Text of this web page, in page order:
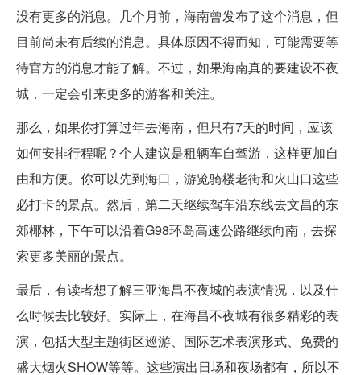
没有更多的消息。几个月前，海南曾发布了这个消息，但
目前尚未有后续的消息。具体原因不得而知，可能需要等
待官方的消息才能了解。不过，如果海南真的要建设不夜
城，一定会引来更多的游客和关注。
那么，如果你打算过年去海南，但只有7天的时间，应该
如何安排行程呢？个人建议是租辆车自驾游，这样更加自
由和方便。你可以先到海口，游览骑楼老街和火山口这些
必打卡的景点。然后，第二天继续驾车沿东线去文昌的东
郊椰林，下午可以沿着G98环岛高速公路继续向南，去探
索更多美丽的景点。
最后，有读者想了解三亚海昌不夜城的表演情况，以及什
么时候去比较好。实际上，在海昌不夜城有很多精彩的表
演，包括大型主题街区巡游、国际艺术表演形式、免费的
盛大烟火SHOW等等。这些演出日场和夜场都有，所以不